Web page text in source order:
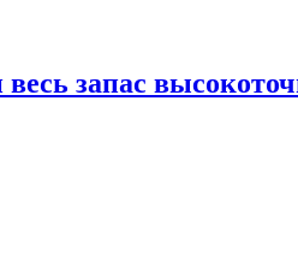
запас